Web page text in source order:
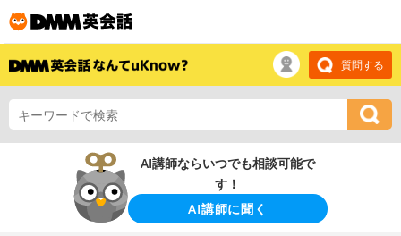
質問する
AI講師ならいつでも相談可能で
す！
AI講師に聞く